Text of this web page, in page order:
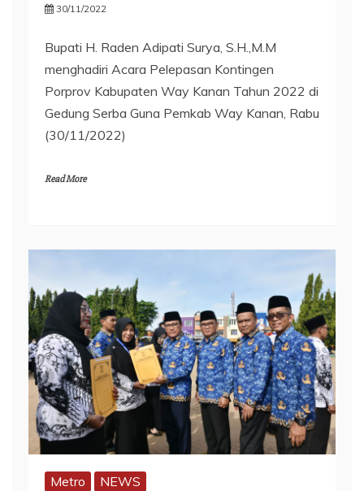
30/11/2022
Bupati H. Raden Adipati Surya, S.H.,M.M
menghadiri Acara Pelepasan Kontingen
Porprov Kabupaten Way Kanan Tahun 2022 di
Gedung Serba Guna Pemkab Way Kanan, Rabu
(30/11/2022)
Read More
Metro NEWS